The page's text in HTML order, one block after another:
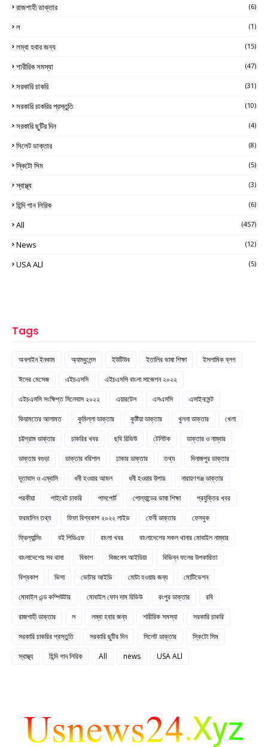
রাজশাহী ডাক্তার (6)
ল (1)
লম্বা হবার জন্য (15)
শারীরিক সমস্যা (47)
সরকারি চাকরি (31)
সরকারি চাকরির প্রস্তুতি (10)
সরকারি ছুটির দিন (4)
সিলেট ডাক্তার (8)
স্কিটো সিম (5)
স্বাস্থ্য (3)
হিন্দি গান লিরিক (6)
All (457)
News (12)
USA ALl (5)
Tags
অনলাইন ইনকাম অ্যাম্বুলেন্স ইউটিউব ইতালির ভাষা শিক্ষা
ইসলামিক ব্লগ
ঈদের মেসেজ
এইচএসসি
এইচএসসি বাংলা সাজেশন ২০২২
এইচএসসি সংক্ষিপ্ত সিলেবাস ২০২২
এয়ারটেল এসএসসি
এসাইনমেন্ট
কিয়ামতের আলামত
কুমিল্লা ডাক্তার কুষ্টিয়া ডাক্তার খুলনা ডাক্তার
খেলা
চট্টগ্রাম ডাক্তার
চাকরির খবর ছবি রিভিউ টেলিটক
ডাক্তার ও নাম্বার
ডাক্তার বগুড়া
ডাক্তার বরিশাল ঢাকার ডাক্তার তথ্য
দিনাজপুর ডাক্তার
দূতাবাস ও এম্বাসি
ধনী হওয়ার আমল ধনী হওয়ার উপায়
নারায়ণগঞ্জ ডাক্তার
পরকীয়া
পাইবেট চাকরি পাসপোর্ট পোল্যান্ডের ভাষা শিক্ষা
প্রযুক্তির খবর
ফরমালিন তথ্য
ফিফা বিশ্বকাপ ২০২২ লাইভ ফেনী ডাক্তার
ফেসবুক
ফ্রিল্যান্সিং
বই পিডিএফ বাংলা খবর
বাংলাদেশের সকল থানার মোবাইল নাম্বার
বাংলাদেশের সব থানা
বিকাশ বিজনেস আইডিয়া
বিভিন্ন ফলের উপকারিতা
বিশ্বকাপ
ভিসা ভোটার আইডি মোটা হওয়ার জন্য
মোটিভেশন
মোবাইল এন্ড কম্পিউটার
মোবাইল ফোন দাম রিভিউ রংপুর ডাক্তার
রবি
রাজশাহী ডাক্তার
ল লম্বা হবার জন্য শারীরিক সমস্যা
সরকারি চাকরি
সরকারি চাকরির প্রস্তুতি
সরকারি ছুটির দিন সিলেট ডাক্তার
স্কিটো সিম
স্বাস্থ্য
হিন্দি গান লিরিক All news USA ALl